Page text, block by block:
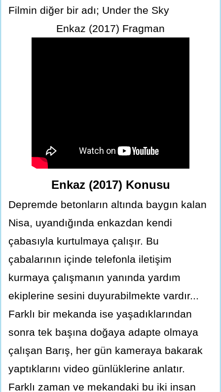
Filmin diğer bir adı; Under the Sky
Enkaz (2017) Fragman
Enkaz (2017) Konusu
Depremde betonların altında baygın kalan
Nisa, uyandığında enkazdan kendi
çabasıyla kurtulmaya çalışır. Bu
çabalarının içinde telefonla iletişim
kurmaya çalışmanın yanında yardım
ekiplerine sesini duyurabilmekte vardır...
Farklı bir mekanda ise yaşadıklarından
sonra tek başına doğaya adapte olmaya
çalışan Barış, her gün kameraya bakarak
yaptıklarını video günlüklerine anlatır.
Farklı zaman ve mekandaki bu iki insan